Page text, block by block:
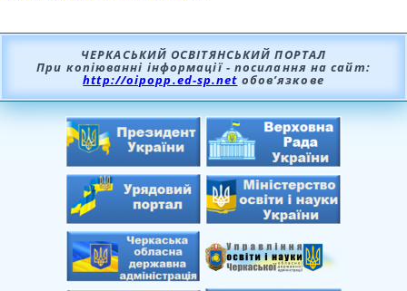
ЧЕРКАСЬКИЙ ОСВІТЯНСЬКИЙ ПОРТАЛ
При копіюванні інформації - посилання на сайт:
http://oipopp.ed-sp.net обов’язкове